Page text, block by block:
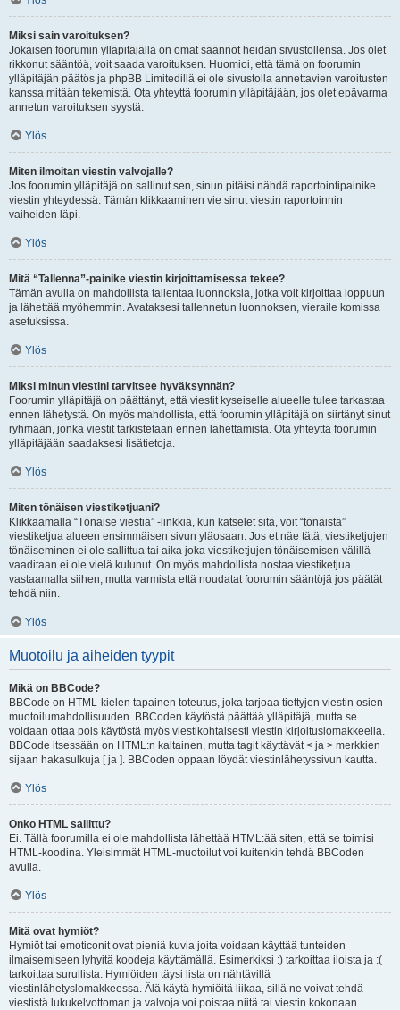
Miksi sain varoituksen?
Jokaisen foorumin ylläpitäjällä on omat säännöt heidän sivustollensa. Jos olet
rikkonut sääntöä, voit saada varoituksen. Huomioi, että tämä on foorumin
ylläpitäjän päätös ja phpBB Limitedillä ei ole sivustolla annettavien varoitusten
kanssa mitään tekemistä. Ota yhteyttä foorumin ylläpitäjään, jos olet epävarma
annetun varoituksen syystä.
Ylös
Miten ilmoitan viestin valvojalle?
Jos foorumin ylläpitäjä on sallinut sen, sinun pitäisi nähdä raportointipainike
viestin yhteydessä. Tämän klikkaaminen vie sinut viestin raportoinnin
vaiheiden läpi.
Ylös
Mitä “Tallenna”-painike viestin kirjoittamisessa tekee?
Tämän avulla on mahdollista tallentaa luonnoksia, jotka voit kirjoittaa loppuun
ja lähettää myöhemmin. Avataksesi tallennetun luonnoksen, vieraile komissa
asetuksissa.
Ylös
Miksi minun viestini tarvitsee hyväksynnän?
Foorumin ylläpitäjä on päättänyt, että viestit kyseiselle alueelle tulee tarkastaa
ennen lähetystä. On myös mahdollista, että foorumin ylläpitäjä on siirtänyt sinut
ryhmään, jonka viestit tarkistetaan ennen lähettämistä. Ota yhteyttä foorumin
ylläpitäjään saadaksesi lisätietoja.
Ylös
Miten tönäisen viestiketjuani?
Klikkaamalla “Tönaise viestiä” -linkkiä, kun katselet sitä, voit “tönäistä”
viestiketjua alueen ensimmäisen sivun yläosaan. Jos et näe tätä, viestiketjujen
tönäiseminen ei ole sallittua tai aika joka viestiketjujen tönäisemisen välillä
vaaditaan ei ole vielä kulunut. On myös mahdollista nostaa viestiketjua
vastaamalla siihen, mutta varmista että noudatat foorumin sääntöjä jos päätät
tehdä niin.
Ylös
Muotoilu ja aiheiden tyypit
Mikä on BBCode?
BBCode on HTML-kielen tapainen toteutus, joka tarjoaa tiettyjen viestin osien
muotoilumahdollisuuden. BBCoden käytöstä päättää ylläpitäjä, mutta se
voidaan ottaa pois käytöstä myös viestikohtaisesti viestin kirjoituslomakkeella.
BBCode itsessään on HTML:n kaltainen, mutta tagit käyttävät < ja > merkkien
sijaan hakasulkuja [ ja ]. BBCoden oppaan löydät viestinlähetyssivun kautta.
Ylös
Onko HTML sallittu?
Ei. Tällä foorumilla ei ole mahdollista lähettää HTML:ää siten, että se toimisi
HTML-koodina. Yleisimmät HTML-muotoilut voi kuitenkin tehdä BBCoden
avulla.
Ylös
Mitä ovat hymiöt?
Hymiöt tai emoticonit ovat pieniä kuvia joita voidaan käyttää tunteiden
ilmaisemiseen lyhyitä koodeja käyttämällä. Esimerkiksi :) tarkoittaa iloista ja :(
tarkoittaa surullista. Hymiöiden täysi lista on nähtävillä
viestinlähetyslomakkeessa. Älä käytä hymiöitä liikaa, sillä ne voivat tehdä
viestistä lukukelvottoman ja valvoja voi poistaa niitä tai viestin kokonaan.